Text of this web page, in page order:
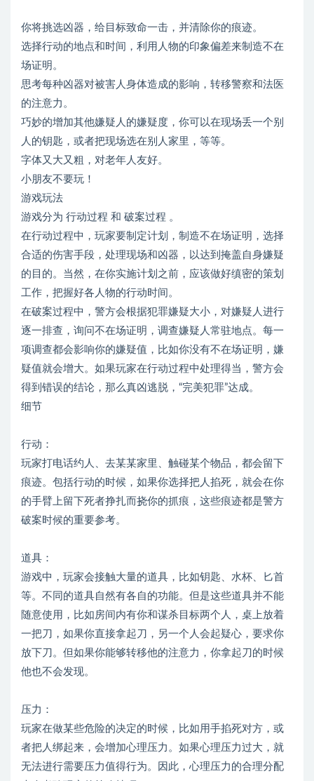
你将挑选凶器，给目标致命一击，并清除你的痕迹。
选择行动的地点和时间，利用人物的印象偏差来制造不在
场证明。
思考每种凶器对被害人身体造成的影响，转移警察和法医
的注意力。
巧妙的增加其他嫌疑人的嫌疑度，你可以在现场丢一个别
人的钥匙，或者把现场选在别人家里，等等。
字体又大又粗，对老年人友好。
小朋友不要玩！
游戏玩法
游戏分为 行动过程 和 破案过程 。
在行动过程中，玩家要制定计划，制造不在场证明，选择
合适的伤害手段，处理现场和凶器，以达到掩盖自身嫌疑
的目的。当然，在你实施计划之前，应该做好缜密的策划
工作，把握好各人物的行动时间。
在破案过程中，警方会根据犯罪嫌疑大小，对嫌疑人进行
逐一排查，询问不在场证明，调查嫌疑人常驻地点。每一
项调查都会影响你的嫌疑值，比如你没有不在场证明，嫌
疑值就会增大。如果玩家在行动过程中处理得当，警方会
得到错误的结论，那么真凶逃脱，“完美犯罪”达成。
细节
行动：
玩家打电话约人、去某某家里、触碰某个物品，都会留下
痕迹。包括行动的时候，如果你选择把人掐死，就会在你
的手臂上留下死者挣扎而挠你的抓痕，这些痕迹都是警方
破案时候的重要参考。
道具：
游戏中，玩家会接触大量的道具，比如钥匙、水杯、匕首
等。不同的道具自然有各自的功能。但是这些道具并不能
随意使用，比如房间内有你和谋杀目标两个人，桌上放着
一把刀，如果你直接拿起刀，另一个人会起疑心，要求你
放下刀。但如果你能够转移他的注意力，你拿起刀的时候
他也不会发现。
压力：
玩家在做某些危险的决定的时候，比如用手掐死对方，或
者把人绑起来，会增加心理压力。如果心理压力过大，就
无法进行需要压力值得行为。因此，心理压力的合理分配